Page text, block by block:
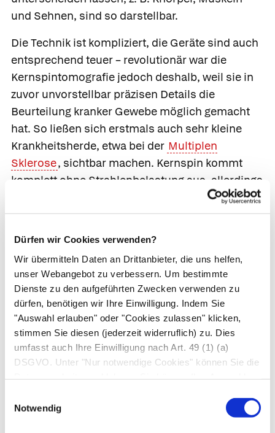
Dürfen wir Cookies verwenden?
Wir übermitteln Daten an Drittanbieter, die uns helfen,
unser Webangebot zu verbessern. Um bestimmte
Dienste zu den aufgeführten Zwecken verwenden zu
dürfen, benötigen wir Ihre Einwilligung. Indem Sie
"Auswahl erlauben" oder "Cookies zulassen" klicken,
stimmen Sie diesen (jederzeit widerruflich) zu. Dies
umfasst auch Ihre Einwilligung nach Art. 49 (1) (a)
DSGVO. Unter "Nur notwendige Cookies" können Sie die
Notwendig
und Sehnen, sind so darstellbar.
Die Technik ist kompliziert, die Geräte sind auch
entsprechend teuer – revolutionär war die
Kernspintomografie jedoch deshalb, weil sie in
zuvor unvorstellbar präzisen Details die
Beurteilung kranker Gewebe möglich gemacht
hat. So ließen sich erstmals auch sehr kleine
Krankheitsherde, etwa bei der Multiplen
Sklerose, sichtbar machen. Kernspin kommt
komplett ohne Strahlenbelastung aus, allerdings
Lärmbelastung, der räumlichen Enge im Gerät
gewöhnen sich meist an diese Belastung, bei
kleineren Kindern ist jedoch häufig eine
Vollnarkose oder eine beruhigend einwirkende
Begleitperson erforderlich, um aussagefähiges
Bildmaterial zu gewinnen.
Derfunktionelle Kernspin(fMRT) ist eine
Weiterentwicklung des Kernspins, das
Gehirn) sichtbar macht. Nach einem normalen,